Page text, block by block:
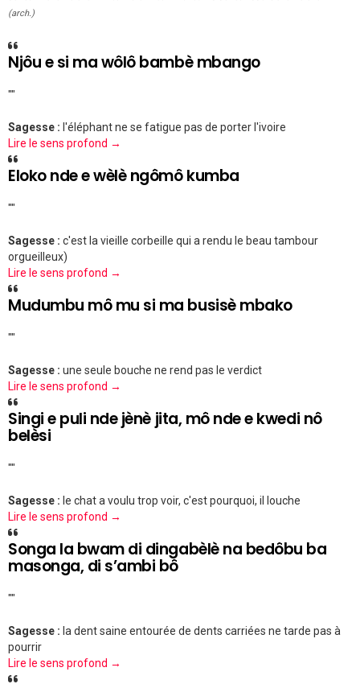
(arch.)
Njôu e si ma wôlô bambè mbango
""
Sagesse : l'éléphant ne se fatigue pas de porter l'ivoire
Lire le sens profond →
Eloko nde e wèlè ngômô kumba
""
Sagesse : c'est la vieille corbeille qui a rendu le beau tambour
orgueilleux)
Lire le sens profond →
Mudumbu mô mu si ma busisè mbako
""
Sagesse : une seule bouche ne rend pas le verdict
Lire le sens profond →
Singi e puli nde jènè jita, mô nde e kwedi nô
belèsi
""
Sagesse : le chat a voulu trop voir, c'est pourquoi, il louche
Lire le sens profond →
Songa la bwam di dingabèlè na bedôbu ba
masonga, di s’ambi bô
""
Sagesse : la dent saine entourée de dents carriées ne tarde pas à
pourrir
Lire le sens profond →